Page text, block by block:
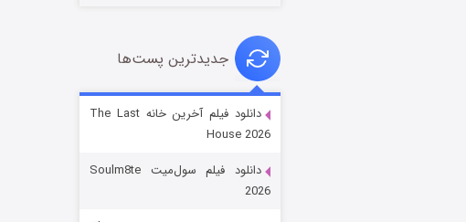
قسمت
جدیدترین پست‌ها
دانلود فیلم آخرین خانه The Last
House 2026
دانلود فیلم سول‌میت Soulm8te
2026